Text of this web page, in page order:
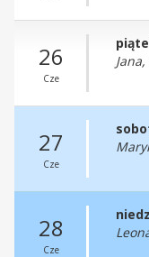
26
Cze
Jana,
27
Cze
28
Cze